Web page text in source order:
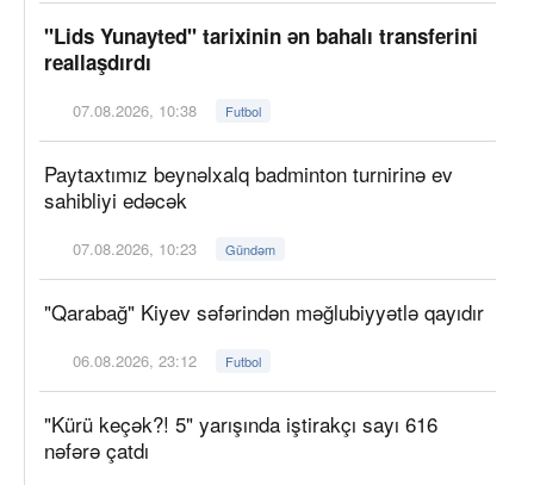
"Lids Yunayted" tarixinin ən bahalı transferini
reallaşdırdı
07.08.2026, 10:38 Futbol
Paytaxtımız beynəlxalq badminton turnirinə ev
sahibliyi edəcək
07.08.2026, 10:23 Gündəm
"Qarabağ" Kiyev səfərindən məğlubiyyətlə qayıdır
06.08.2026, 23:12 Futbol
"Kürü keçək?! 5" yarışında iştirakçı sayı 616
nəfərə çatdı